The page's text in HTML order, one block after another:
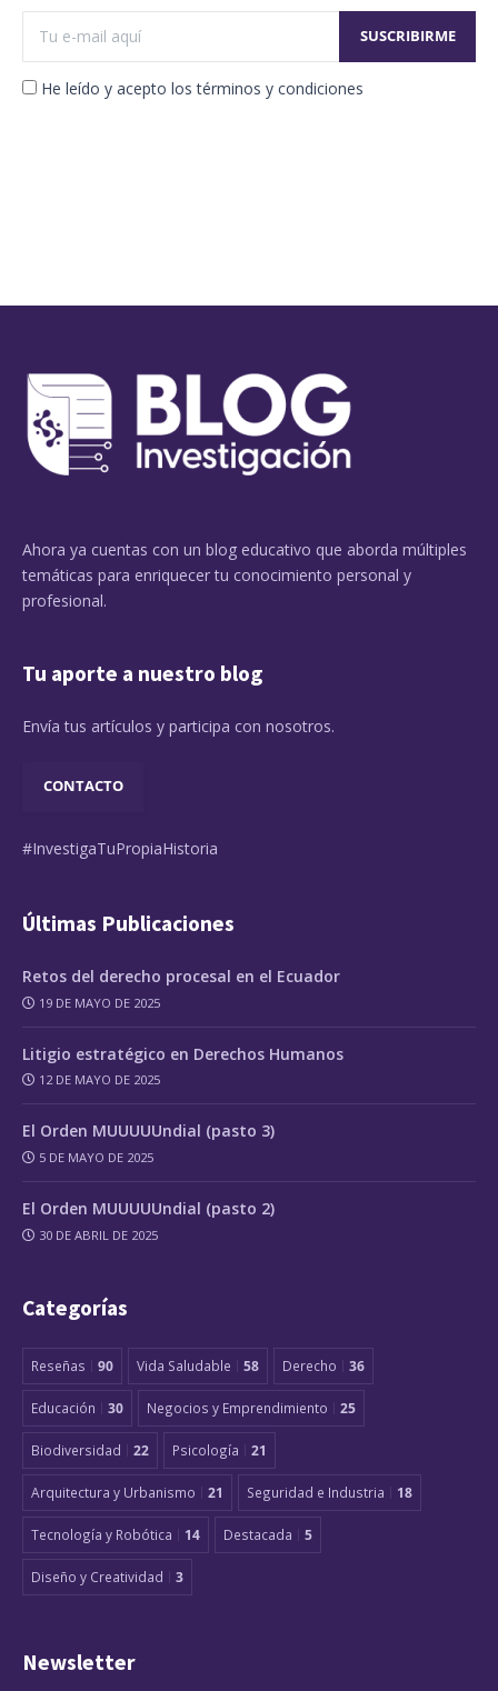
He leído y acepto los términos y condiciones
Ahora ya cuentas con un blog educativo que aborda múltiples
temáticas para enriquecer tu conocimiento personal y
profesional.
Tu aporte a nuestro blog
Envía tus artículos y participa con nosotros.
CONTACTO
#InvestigaTuPropiaHistoria
Últimas Publicaciones
Retos del derecho procesal en el Ecuador
19 DE MAYO DE 2025
Litigio estratégico en Derechos Humanos
12 DE MAYO DE 2025
El Orden MUUUUUndial (pasto 3)
5 DE MAYO DE 2025
El Orden MUUUUUndial (pasto 2)
30 DE ABRIL DE 2025
Categorías
Reseñas 90 Vida Saludable 58 Derecho 36
Educación 30 Negocios y Emprendimiento 25
Biodiversidad 22 Psicología 21
Arquitectura y Urbanismo 21 Seguridad e Industria 18
Tecnología y Robótica 14 Destacada 5
Diseño y Creatividad 3
Newsletter